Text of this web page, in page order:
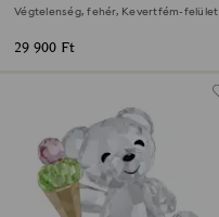
Végtelenség, fehér, Kevertfém-felület
29 900 Ft